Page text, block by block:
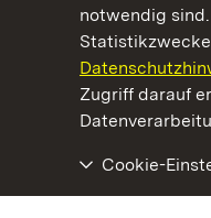
notwendig
Zugriff darauf
Cookie-
Kommen.